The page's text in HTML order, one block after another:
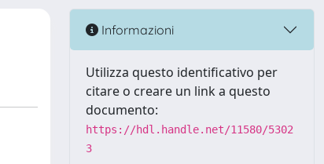
Informazioni
Utilizza questo identificativo per
citare o creare un link a questo
documento:
https://hdl.handle.net/11580/5302
3